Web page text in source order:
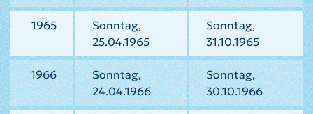
1965
Sonntag,
25.04.1965
Sonntag,
31.10.1965
1966
Sonntag,
24.04.1966
Sonntag,
30.10.1966